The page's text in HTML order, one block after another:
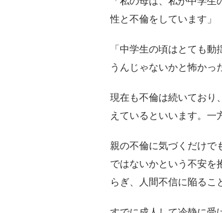
性と不倫をしています」
「中学生の頃はとても
うんじゃないかと怖かっ
現在も不倫は続いており
えているといいます。一
親の不倫に気づくだけで
ではないかという不安を
らぎ、人間不信に陥るこ